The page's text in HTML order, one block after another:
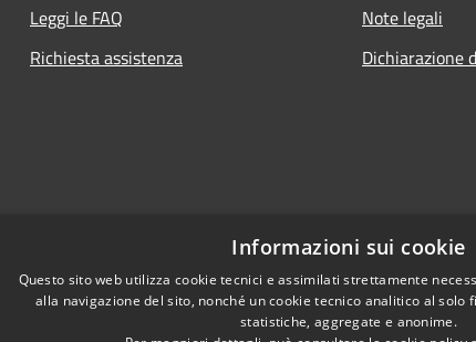
Leggi le FAQ
Richiesta assistenza
Note legali
Dichiarazione
Informazioni sui cookie
Questo sito web utilizza cookie tecnici e assimilati strettamente
alla navigazione del sito, nonché un cookie tecnico analitico al
statistiche, aggregate e anonime.